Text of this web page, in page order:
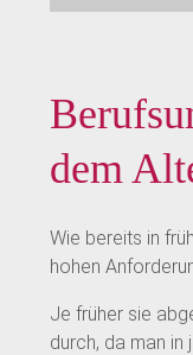
dem
Wie bereits in
hohen
Je früher sie
durch, da man